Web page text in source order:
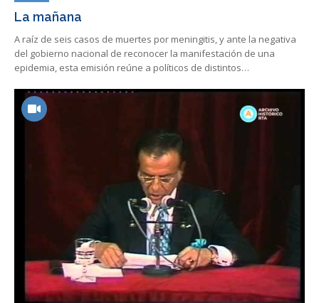
La mañana
A raíz de seis casos de muertes por meningitis, y ante la negativa
del gobierno nacional de reconocer la manifestación de una
epidemia, esta emisión reúne a políticos de distintos…